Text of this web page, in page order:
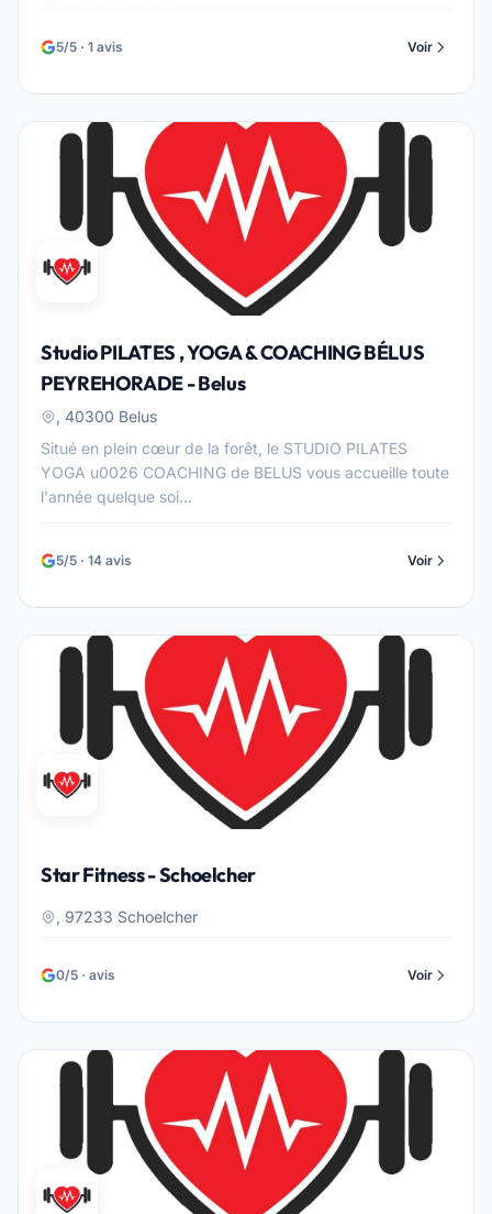
5/5 · 1 avis Voir
Studio PILATES , YOGA & COACHING BÉLUS
PEYREHORADE - Belus
, 40300 Belus
Situé en plein cœur de la forêt, le STUDIO PILATES
YOGA u0026 COACHING de BELUS vous accueille toute
l'année quelque soi...
5/5 · 14 avis Voir
Star Fitness - Schoelcher
, 97233 Schoelcher
0/5 · avis Voir